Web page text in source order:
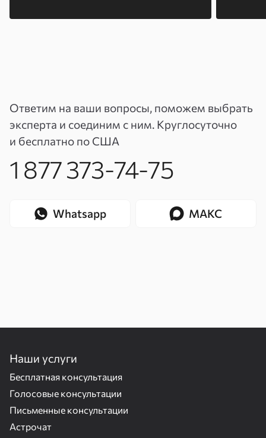
Ответим на ваши вопросы, поможем выбрать
эксперта и соединим с ним. Круглосуточно
и бесплатно по США
1 877 373-74-75
Whatsapp МАКС
Наши услуги
Бесплатная консультация
Голосовые консультации
Письменные консультации
Астрочат